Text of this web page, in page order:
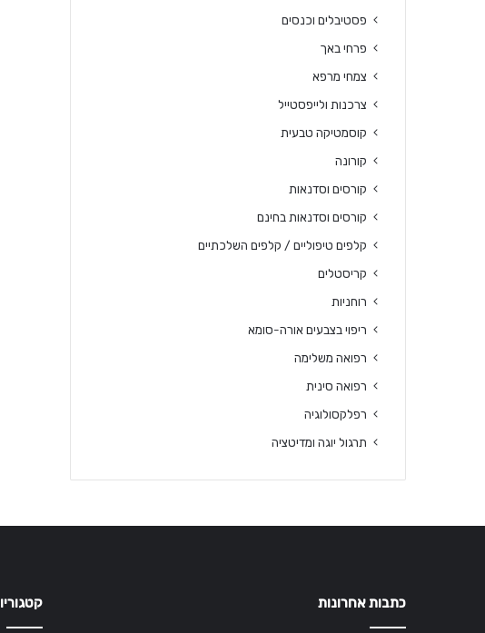
פסטיבלים וכנסים
פרחי באך
צמחי מרפא
צרכנות ולייפסטייל
קוסמטיקה טבעית
קורונה
קורסים וסדנאות
קורסים וסדנאות בחינם
קלפים טיפוליים / קלפים השלכתיים
קריסטלים
רוחניות
ריפוי בצבעים אורה-סומא
רפואה משלימה
רפואה סינית
רפלקסולוגיה
תרגול יוגה ומדיטציה
כתבות אחרונות